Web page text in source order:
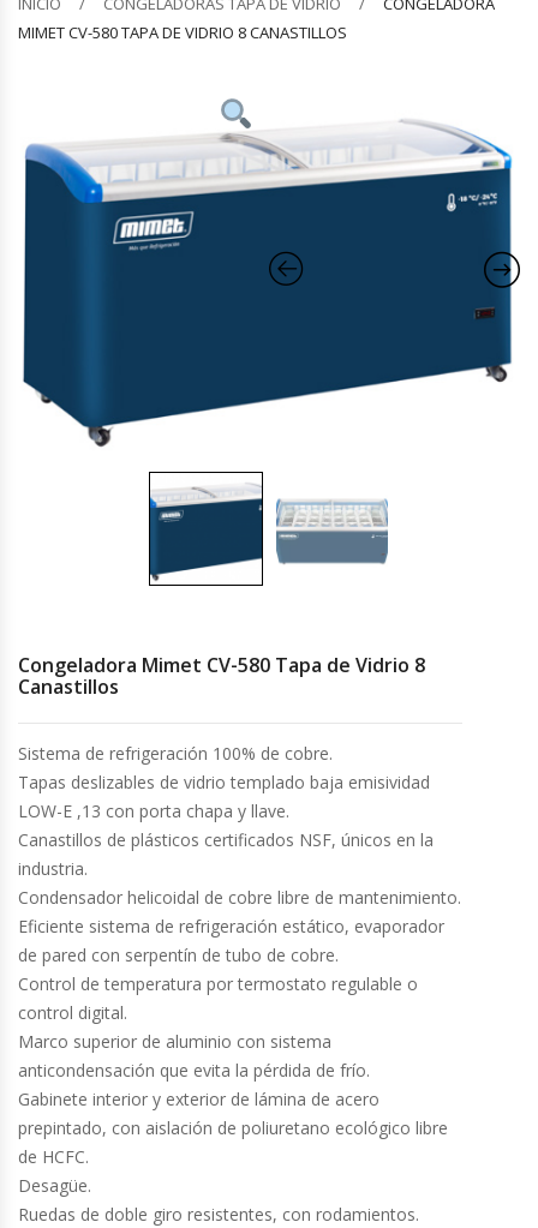
Barquilleras
Bolsas De Sellado Al Vacío
Campanas Industriales
Carros Bandejeros
Cocinas Industriales
Encimeras Eléctricas
Congeladoras Tapa Dura
Congeladores Verticales
Coolers / Visicoolers
Cortadoras De Fiambre
Cortadoras De Huesos
Cutters
Dispensadores De Salsas
Embutidoras
MIMET CV-580 TAPA DE VIDRIO 8 CANASTILLOS
Congeladora Mimet CV-580 Tapa de Vidrio 8
Canastillos
Sistema de refrigeración 100% de cobre.
Tapas deslizables de vidrio templado baja emisividad
LOW-E ,13 con porta chapa y llave.
Canastillos de plásticos certificados NSF, únicos en la
industria.
Condensador helicoidal de cobre libre de mantenimiento.
Eficiente sistema de refrigeración estático, evaporador
de pared con serpentín de tubo de cobre.
Control de temperatura por termostato regulable o
control digital.
Marco superior de aluminio con sistema
anticondensación que evita la pérdida de frío.
Gabinete interior y exterior de lámina de acero
prepintado, con aislación de poliuretano ecológico libre
de HCFC.
Desagüe.
Ruedas de doble giro resistentes, con rodamientos.